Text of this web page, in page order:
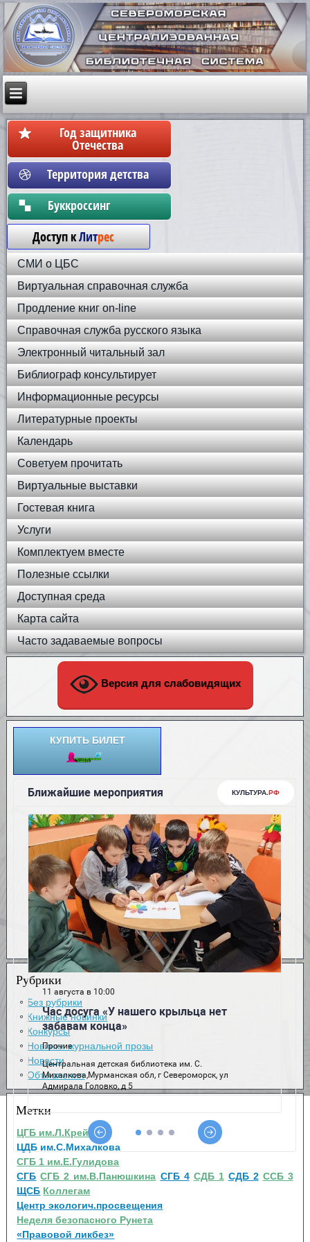
Год защитника
Отечества
Территория детства
Бyккpoccинг
Доступ кЛитрес
СМИ о ЦБС
Виртуальная справочная служба
Продление книг on-line
Справочная служба русского языка
Электронный читальный зал
Библиограф консультирует
Информационные ресурсы
Литературные проекты
Календарь
Советуем прочитать
Виртуальные выставки
Гостевая книга
Услуги
Комплектуем вместе
Полезные ссылки
Доступная среда
Карта сайта
Часто задаваемые вопросы
Версия для слабовидящих
КУПИТЬ БИЛЕТ
Рубрики
Без рубрики
Книжные новинки
Конкурсы
Новинки журнальной прозы
Новости
Объявления
Метки
ЦГБ им.Л.Крейна
ЦДБ им.С.Михалкова
СГБ 1 им.Е.Гулидова
СГБ СГБ 2 им.В.Панюшкина СГБ 4 СДБ 1 СДБ 2 ССБ 3
ЩСБ Коллегам
Центр экологич.просвещения
Неделя безопасного Рунета
«Правовой ликбез»